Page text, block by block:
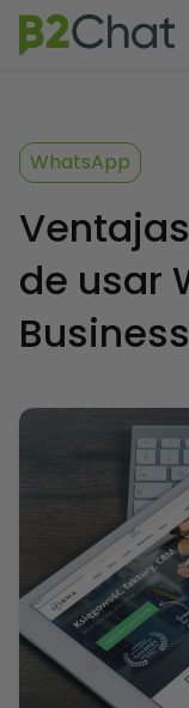
Producto
Precios
App Shopify
Recursos
WhatsApp
de usar
Business